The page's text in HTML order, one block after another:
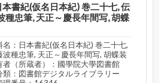
本書紀(仮名日本紀) 巻二十七, 伝
種忠筆, 天正～慶長年間写, 胡蝶
名：日本書紀(仮名日本紀) 巻二十七,
波種忠筆, 天正～慶長年間写, 胡蝶装
者（所蔵者）：國學院大學図書館
類：図書館デジタルライブラリー